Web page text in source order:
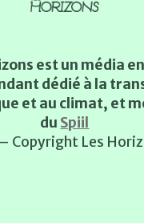
est un média
dédié à la
et au climat, et
du Spiil
Copyright Les